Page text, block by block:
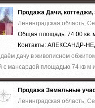
Продажа Дачи,
Ленинградская область,
Общая площадь: 74.00 кв.
Контакты: АЛЕКСАНДР-
дачу в живописном
с мансардой площадью 74 кв м
Продажа Земельные
Ленинградская область,